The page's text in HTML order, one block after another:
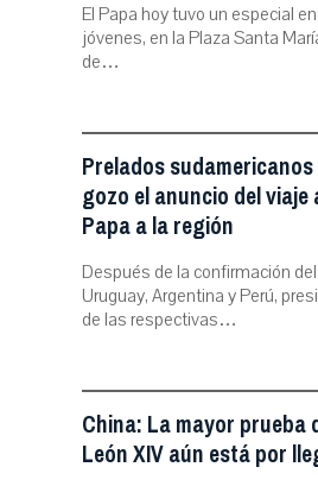
El Papa hoy tuvo un especial
jóvenes, en la Plaza Santa
de…
Prelados
gozo el anuncio del
Papa a la región
Después de la confirmación
Uruguay, Argentina y Perú,
de las respectivas…
China: La mayor prueba
León XIV aún está por